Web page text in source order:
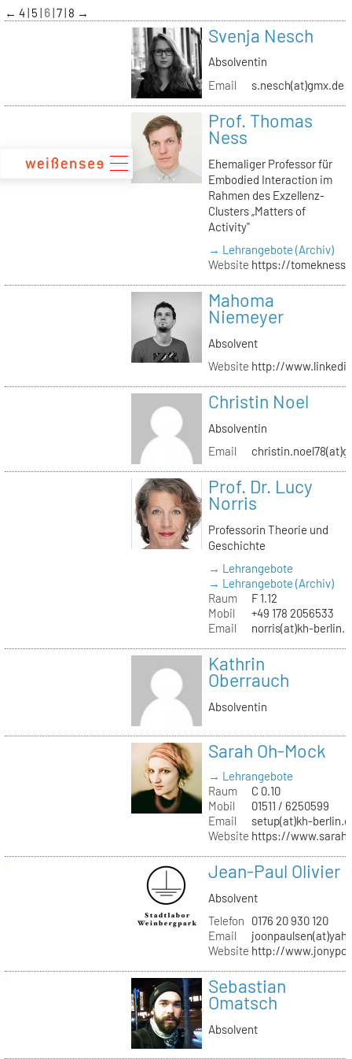
zum
Inhalt
← 4 5 6 7 8 →
Svenja Nesch
Absolventin
Email
s.nesch(at)gmx.de
Prof. Thomas
Ness
Ehemaliger Professor für
Embodied Interaction im
Rahmen des Exzellenz-
Clusters „Matters of
Activity"
→ Lehrangebote (Archiv)
Website https://
Mahoma
Niemeyer
Absolvent
Website http://
Christin Noel
Absolventin
Email
Prof. Dr. Lucy
Norris
Professorin Theorie und
Geschichte
→ Lehrangebote
→ Lehrangebote (Archiv)
Raum
F 1.12
Mobil
+49 178 2056533
Email
norris(at)kh-
Kathrin
Oberrauch
Absolventin
Sarah Oh-Mock
→ Lehrangebote
Raum
C 0.10
Mobil
01511 / 6250599
Email
setup(at)kh-
Website https://
Jean-Paul Olivier
Absolvent
Telefon
0176 20 930 120
Email
Website http://
Sebastian
Omatsch
Absolvent